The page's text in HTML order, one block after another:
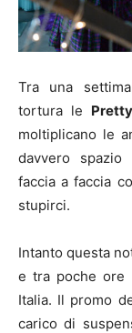
Tra una
tortura le
moltiplicano le
davvero spazio
faccia a faccia
stupirci.
Intanto questa
e tra poche ore
Italia. Il promo
carico di